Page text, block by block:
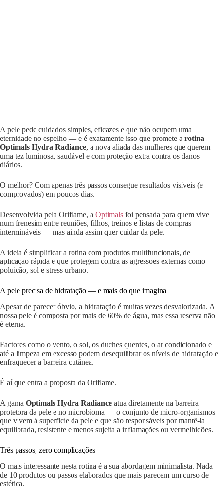
A pele pede cuidados simples, eficazes e que não ocupem uma
eternidade no espelho — e é exatamente isso que promete a rotina
Optimals Hydra Radiance, a nova aliada das mulheres que querem
uma tez luminosa, saudável e com proteção extra contra os danos
diários.
O melhor? Com apenas três passos consegue resultados visíveis (e
comprovados) em poucos dias.
Desenvolvida pela Oriflame, a Optimals foi pensada para quem vive
num frenesim entre reuniões, filhos, treinos e listas de compras
intermináveis — mas ainda assim quer cuidar da pele.
A ideia é simplificar a rotina com produtos multifuncionais, de
aplicação rápida e que protegem contra as agressões externas como
poluição, sol e stress urbano.
A pele precisa de hidratação — e mais do que imagina
Apesar de parecer óbvio, a hidratação é muitas vezes desvalorizada. A
nossa pele é composta por mais de 60% de água, mas essa reserva não
é eterna.
Factores como o vento, o sol, os duches quentes, o ar condicionado e
até a limpeza em excesso podem desequilibrar os níveis de hidratação e
enfraquecer a barreira cutânea.
É aí que entra a proposta da Oriflame.
A gama Optimals Hydra Radiance atua diretamente na barreira
protetora da pele e no microbioma — o conjunto de micro-organismos
que vivem à superfície da pele e que são responsáveis por mantê-la
equilibrada, resistente e menos sujeita a inflamações ou vermelhidões.
Três passos, zero complicações
O mais interessante nesta rotina é a sua abordagem minimalista. Nada
de 10 produtos ou passos elaborados que mais parecem um curso de
estética.